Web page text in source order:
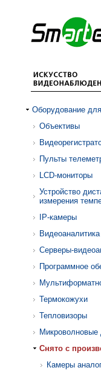
Оборудование
Объективы
Пульты
LCD-мониторы
Устройство
измерения
IP-камеры
Видеоаналитика
Серверы-
Программное
Термокожухи
Тепловизоры
Микроволновые
Cнято с
Камеры